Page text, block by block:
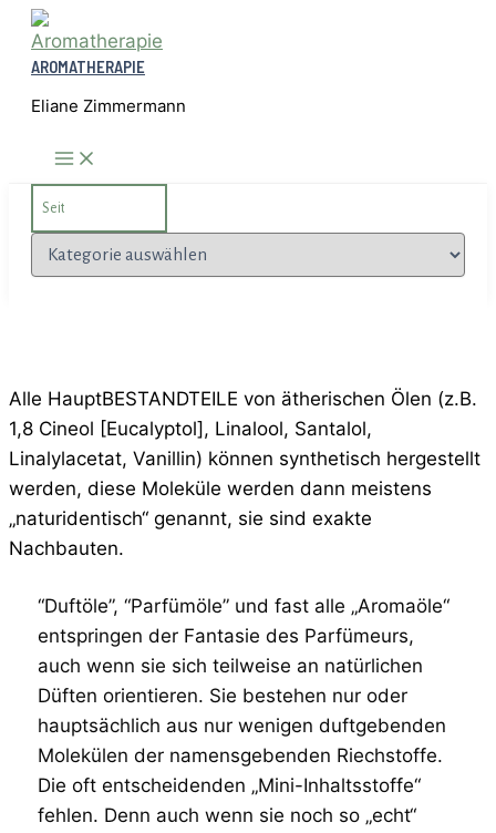
Zum
Inhalt
springen
AROMATHERAPIE
Eliane Zimmermann
for:
Kategorien
Alle HauptBESTANDTEILE von ätherischen Ölen (z.B.
1,8 Cineol [Eucalyptol], Linalool, Santalol,
Linalylacetat, Vanillin) können synthetisch hergestellt
werden, diese Moleküle werden dann meistens
„naturidentisch“ genannt, sie sind exakte
Nachbauten.
“Duftöle”, “Parfümöle” und fast alle „Aromaöle“
entspringen der Fantasie des Parfümeurs,
auch wenn sie sich teilweise an natürlichen
Düften orientieren. Sie bestehen nur oder
hauptsächlich aus nur wenigen duftgebenden
Molekülen der namensgebenden Riechstoffe.
Die oft entscheidenden „Mini-Inhaltsstoffe“
fehlen. Denn auch wenn sie noch so „echt“